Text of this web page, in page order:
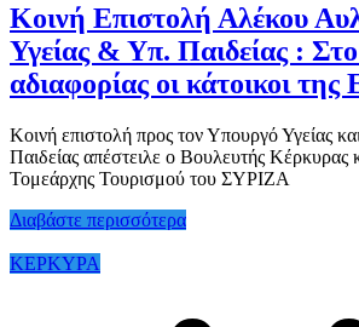
Κοινή Επιστολή Αλέκου
Υγείας & Υπ. Παιδείας : Στο
αδιαφορίας οι κάτοικοι της
Κοινή επιστολή προς τον Υπουργό Υγείας
Παιδείας απέστειλε ο Βουλευτής Κέρκυρας
Τομεάρχης Τουρισμού του ΣΥΡΙΖΑ
Διαβάστε περισσότερα
ΚΕΡΚΥΡΑ